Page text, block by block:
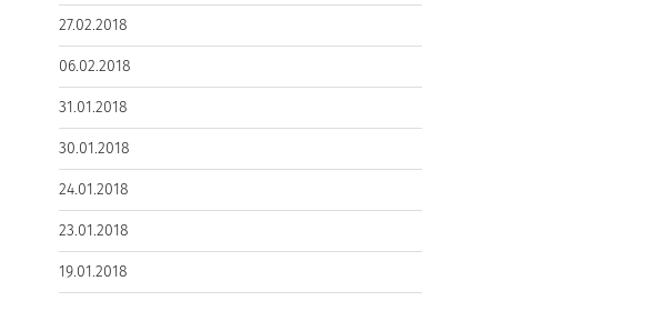
27.02.2018
06.02.2018
31.01.2018
30.01.2018
24.01.2018
23.01.2018
19.01.2018